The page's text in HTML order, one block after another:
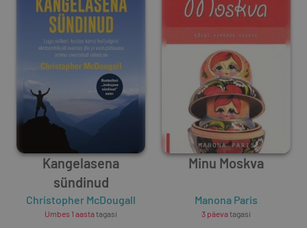
Kangelasena
sündinud
Christopher McDougall
Umbes 1 aastatagasi
Minu Moskva
Manona Paris
3 päevatagasi